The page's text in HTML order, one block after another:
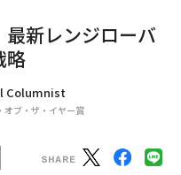
新レンジローバ
略
Columnist
オブ・ザ・イヤー賞